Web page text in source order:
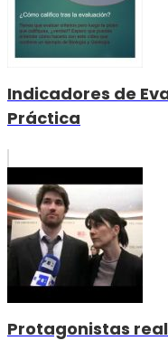
Indicadores de
Práctica
Protagonistas